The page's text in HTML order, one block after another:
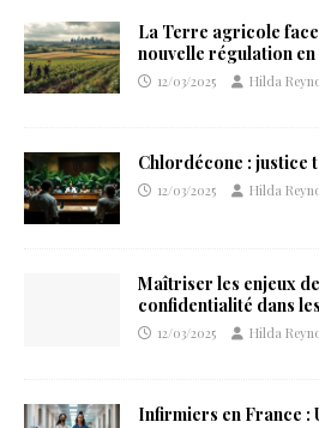
La Terre agricole
nouvelle régulation en
12/03/2025 Hilda
Chlordécone : justice
12/03/2025 Hilda
Maîtriser les enjeux
confidentialité dans
12/03/2025 Hilda
Infirmiers en France :